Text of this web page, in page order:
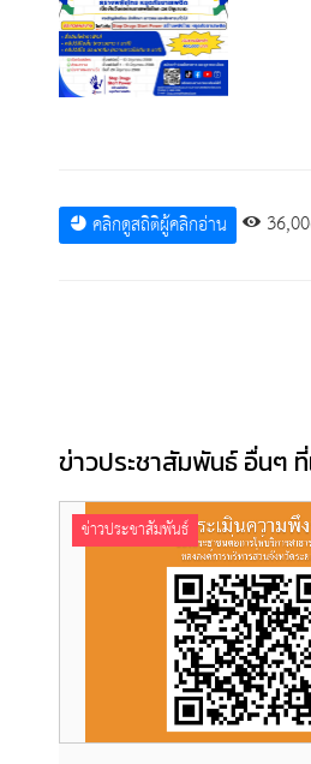
คลิกดูสถิติผู้คลิกอ่าน
ข่าวประชาสัมพันธ์ อื่นๆ
ข่าวประชาสัมพันธ์